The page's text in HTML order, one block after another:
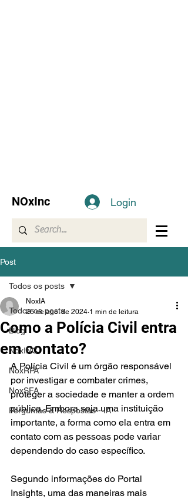
NOxInc Login
Post
Todos os posts
Blog
NoxINC
NoxRPA
NoxSFA
Perguntas & Respostas - IA
Todos os posts
Como a Polícia Civil entra
em contato?
NoxIA
26 de ago. de 2024 1 min de leitura
A Polícia Civil é um órgão responsável
por investigar e combater crimes,
proteger a sociedade e manter a ordem
pública. Embora seja uma instituição
importante, a forma como ela entra em
contato com as pessoas pode variar
dependendo do caso específico.
Segundo informações do Portal
Insights, uma das maneiras mais